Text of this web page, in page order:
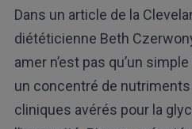
Dans un article de la
diététicienne Beth
amer n’est pas qu’un
un concentré de
cliniques avérés pour la